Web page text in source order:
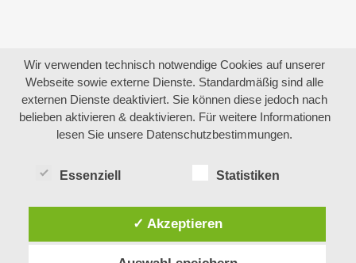
Wir verwenden technisch notwendige Cookies auf unserer
Webseite sowie externe Dienste. Standardmäßig sind alle
externen Dienste deaktiviert. Sie können diese jedoch nach
belieben aktivieren & deaktivieren. Für weitere Informationen
lesen Sie unsere Datenschutzbestimmungen.
Essenziell Statistiken
✓ Akzeptieren